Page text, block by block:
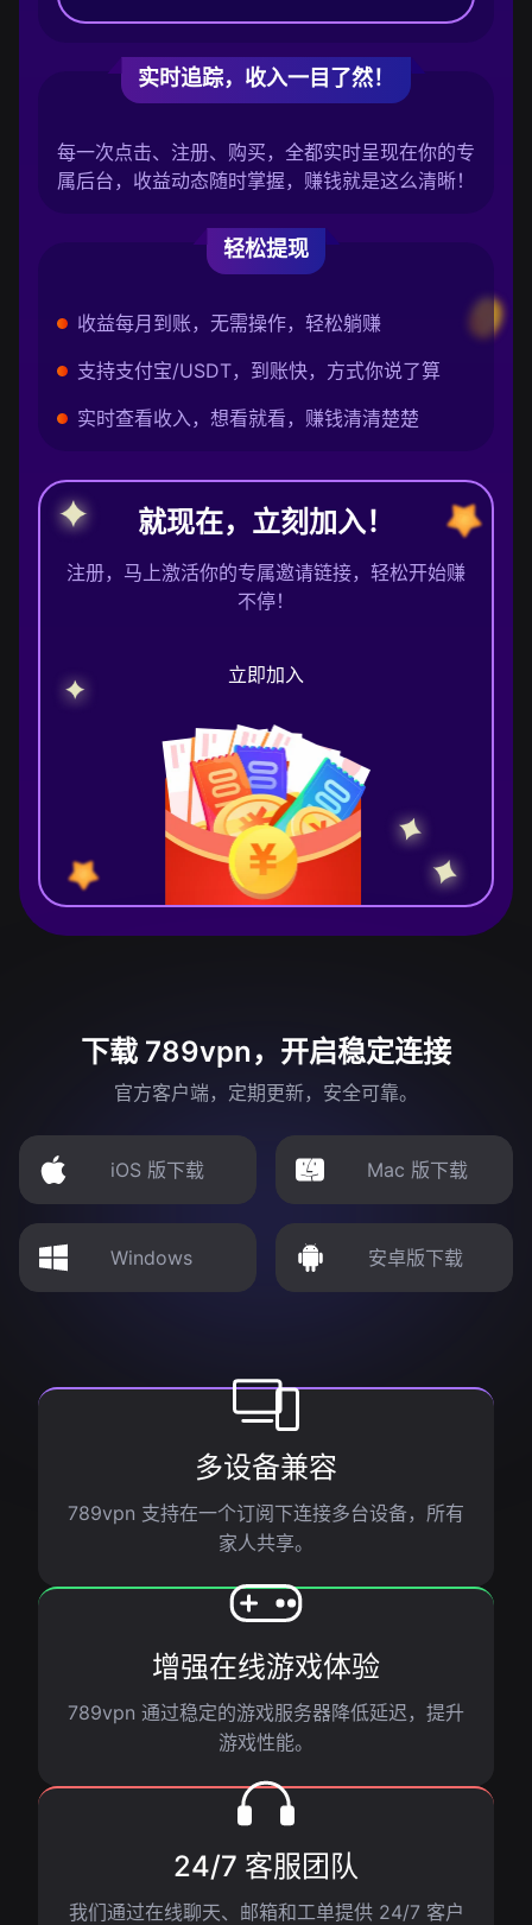
实时追踪，收入一目了然！
每一次点击、注册、购买，全都实时呈现在你的专
属后台，收益动态随时掌握，赚钱就是这么清晰！
轻松提现
收益每月到账，无需操作，轻松躺赚
支持支付宝/USDT，到账快，方式你说了算
实时查看收入，想看就看，赚钱清清楚楚
就现在，立刻加入！
注册，马上激活你的专属邀请链接，轻松开始赚
不停！
立即加入
下载 789vpn，开启稳定连接
官方客户端，定期更新，安全可靠。
iOS 版下载 Mac 版下载
Windows 安卓版下载
多设备兼容
789vpn 支持在一个订阅下连接多台设备，所有
家人共享。
增强在线游戏体验
789vpn 通过稳定的游戏服务器降低延迟，提升
游戏性能。
24/7 客服团队
我们通过在线聊天、邮箱和工单提供 24/7 客户